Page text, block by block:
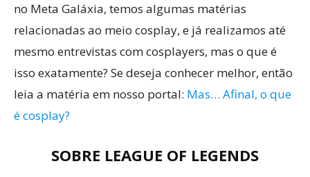
no Meta Galáxia, temos algumas matérias
relacionadas ao meio cosplay, e já realizamos até
mesmo entrevistas com cosplayers, mas o que é
isso exatamente? Se deseja conhecer melhor, então
leia a matéria em nosso portal: Mas… Afinal, o que
é cosplay?
SOBRE LEAGUE OF LEGENDS